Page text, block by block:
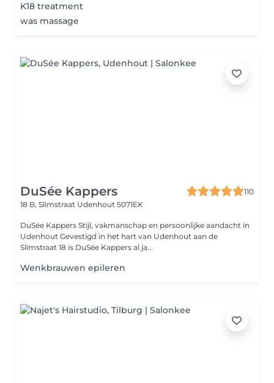
K18 treatment
was massage
DuSée Kappers
110
18 B, Slimstraat Udenhout 5071EK
DuSée Kappers Stijl, vakmanschap en persoonlijke aandacht in
Udenhout Gevestigd in het hart van Udenhout aan de
Slimstraat 18 is DuSée Kappers al ja...
Wenkbrauwen epileren